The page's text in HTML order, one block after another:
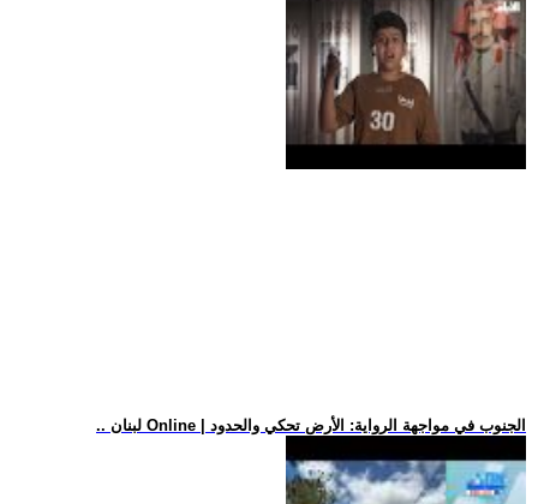
.. لبنان Online | الجنوب في مواجهة الرواية: الأرض تحكي والحدود